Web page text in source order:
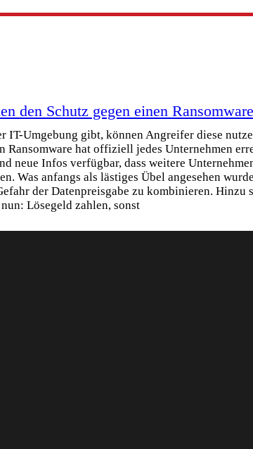
den Schutz gegen einen
IT-Umgebung gibt, können Angreifer diese
Ransomware hat offiziell jedes Unternehmen
neue Infos verfügbar, dass weitere
Was anfangs als lästiges Übel angesehen
der Datenpreisgabe zu kombinieren.
Lösegeld zahlen, sonst